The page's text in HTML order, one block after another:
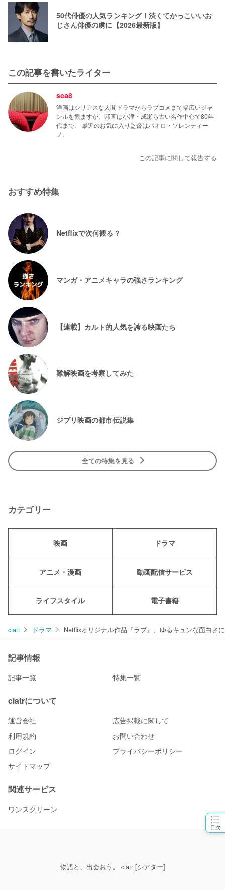
目次
50代俳優の人気ランキング！渋くてかっこいいお
じさん俳優の虜に【2026最新版】
この記事を書いたライター
sea8
洋画はシリアスな人間ドラマからラブコメまで幅広いジャ
ンルを観ますが、邦画は小津・成瀬ら古い名作中心で80年
代まで。 最近のお気に入り監督はパオロ・ソレンティー
ノ。
この記事に関して報告する
おすすめ特集
Netflixで次何観る？
マンガ・アニメキャラの強さランキング
【連載】カルト的人気を誇る映画たち
難解映画を考察してみた
ジブリ映画の都市伝説集
全ての特集を見る
カテゴリー
映画 ドラマ
アニメ・漫画 動画配信サービス
ライフスタイル 電子書籍
ciatr ドラマ Netflixオリジナル作品『ラブ』、ゆるキュンな面白さ
記事情報
記事一覧 特集一覧
ciatrについて
運営会社
広告掲載に関して
利用規約
お問い合わせ
ログイン
プライバシーポリシー
サイトマップ
関連サービス
ワンスクリーン
物語と、出会おう。 ciatr [シアター]